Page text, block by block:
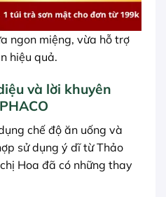
ngon miệng, vừa hỗ trợ
hiệu quả.
và lời khuyên
chế độ ăn uống và
sử dụng ý dĩ từ Thảo
Hoa đã có những thay